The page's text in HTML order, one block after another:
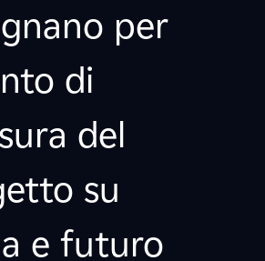
per
di
del
su
e futuro